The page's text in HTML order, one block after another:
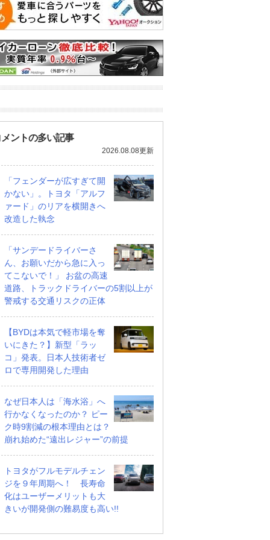
ントの多い記事
2026.08.08更新
「フェンダーが広すぎて開
かない」。トヨタ「アルフ
ァード」のリアを横開きへ
改造した執念
「サンデードライバーさ
ん、お願いだから急に入っ
てこないで！」 お盆の高速
道路、トラックドライバーの5割以上が
警戒する交通リスクの正体
【BYDは本気で軽市場を奪
いにきた？】新型「ラッ
コ」発表。日本人技術者ゼ
ロで専用開発した理由
なぜ日本人は「海水浴」へ
行かなくなったのか？ ピー
ク時9割減の根本理由とは？
崩れ始めた“遠出レジャー”の前提
トヨタがフルモデルチェン
ジを９年周期へ！ 長寿命
化はユーザーメリットも大
きいが開発側の難易度も高い!!